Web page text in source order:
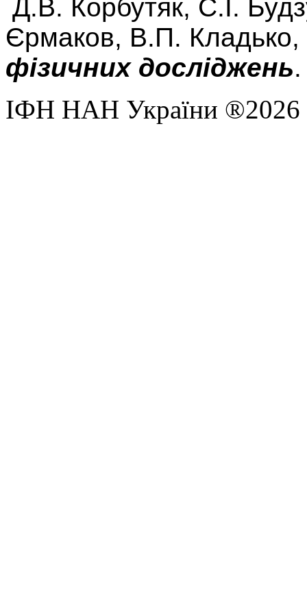
Д.В. Корбутяк, С.І.
Єрмаков, В.П.
фізичних досліджень
ІФН НАН України ®2026